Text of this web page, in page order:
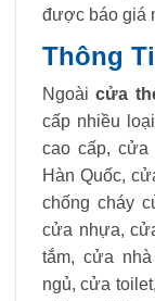
được báo giá
Thông
Ngoàicửa
cấp nhiều
cao cấp, cửa
Hàn Quốc,
chống cháy
cửa nhựa,
tắm, cửa
ngủ, cửa